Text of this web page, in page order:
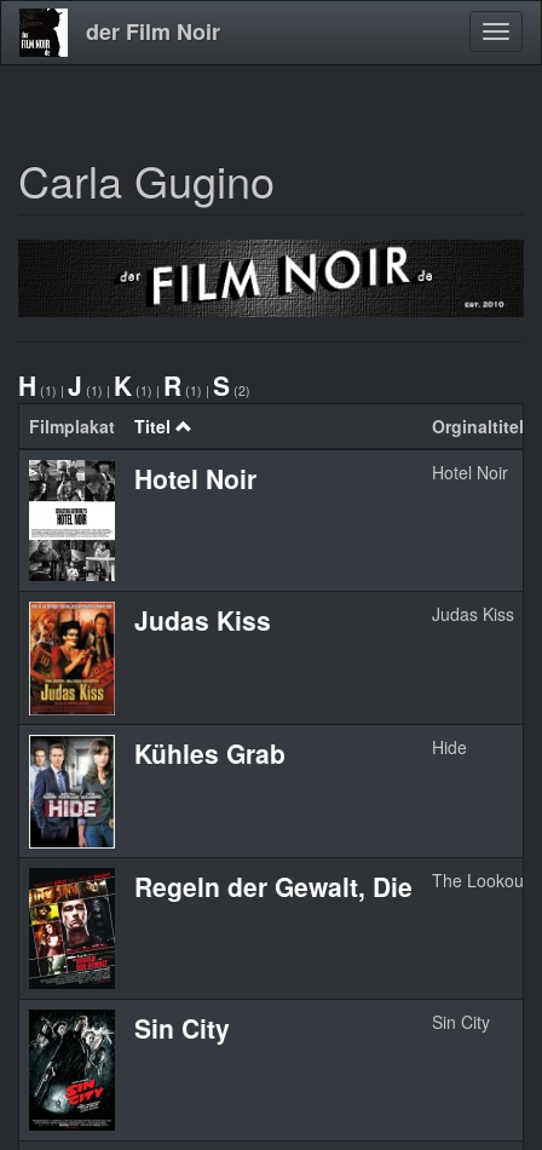
Direkt
zum
der Film Noir
Carla Gugino
H (1) | J (1) | K (1) | R (1) | S (2)
Filmplakat Titel Orginaltitel
Hotel Noir Hotel Noir
Judas Kiss Judas Kiss
Kühles Grab Hide
Regeln der Gewalt, Die The Lookout
Sin City Sin City